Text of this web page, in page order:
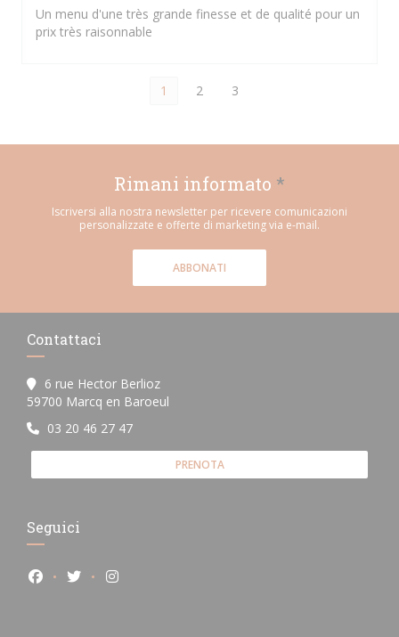
Un menu d'une très grande finesse et de qualité pour un
prix très raisonnable
1 2 3
Rimani informato *
Iscriversi alla nostra newsletter per ricevere comunicazioni
personalizzate e offerte di marketing via e-mail.
ABBONATI
Contattaci
6 rue Hector Berlioz
59700 Marcq en Baroeul
03 20 46 27 47
PRENOTA
Seguici
Facebook ((apre una nuova finestra))
Twitter ((apre una nuova finestra))
Instagram ((apre una nuova finestra))